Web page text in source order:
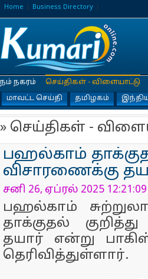
Home Business Directory
நம் நகரம்
செய்திகள் - விளையாட்டு
மாவட்ட செய்தி
தமிழகம்
» செய்திகள் -
பஹல்காம்
விசாரணைக்கு
சனி 26, ஏப்ரல் 2025 12:21:09
பஹல்காம்
தாக்குதல்
தயார் என்று
தெரிவித்துள்ளார்.